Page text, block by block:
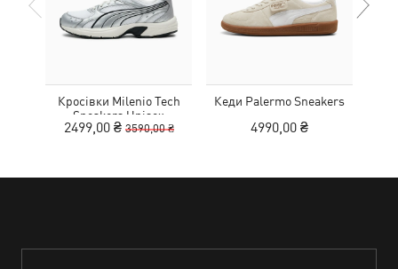
Кросівки Milenio Tech
Sneakers Unisex
2499,00 ₴ 3590,00 ₴
Кеди Palermo Sneakers
4990,00 ₴